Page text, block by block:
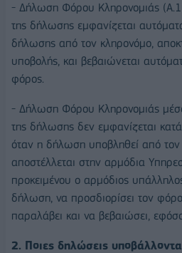
- Δήλωση Φόρου Κληρονομιάς
της δήλωσης εμφανίζεται
δήλωσης από τον κληρονόμο,
υποβολής, και βεβαιώνεται
φόρος.
- Δήλωση Φόρου Κληρονομιάς
της δήλωσης δεν εμφανίζεται
όταν η δήλωση υποβληθεί από
αποστέλλεται στην αρμόδια
προκειμένου ο αρμόδιος
δήλωση, να προσδιορίσει τον
παραλάβει και να βεβαιώσει,
2. Ποιες δηλώσεις